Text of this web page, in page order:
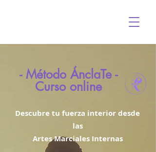
- Método ÁnclaTe -
Curso online
Descubre tu fuerza interior desde
las
Artes Marciales Internas